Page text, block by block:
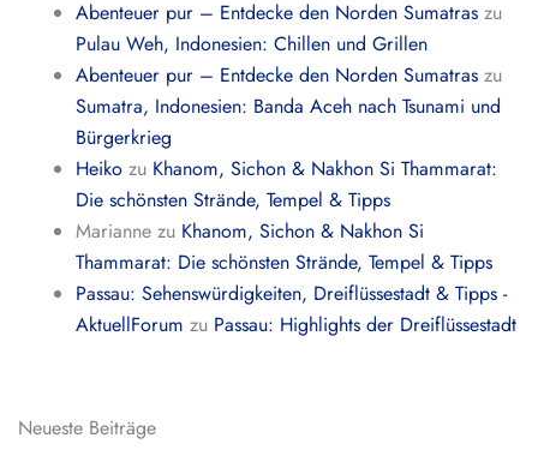
Abenteuer pur – Entdecke den Norden Sumatras zu
Pulau Weh, Indonesien: Chillen und Grillen
Abenteuer pur – Entdecke den Norden Sumatras zu
Sumatra, Indonesien: Banda Aceh nach Tsunami und
Bürgerkrieg
Heiko zu Khanom, Sichon & Nakhon Si Thammarat:
Die schönsten Strände, Tempel & Tipps
Marianne zu Khanom, Sichon & Nakhon Si
Thammarat: Die schönsten Strände, Tempel & Tipps
Passau: Sehenswürdigkeiten, Dreiflüssestadt & Tipps -
AktuellForum zu Passau: Highlights der Dreiflüssestadt
Neueste Beiträge